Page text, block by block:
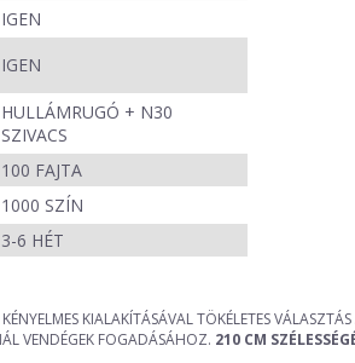
IGEN
IGEN
HULLÁMRUGÓ + N30
SZIVACS
100 FAJTA
1000 SZÍN
3-6 HÉT
KIALAKÍTÁSÁVAL TÖKÉLETES
VENDÉGEK FOGADÁSÁHOZ. 210 CM